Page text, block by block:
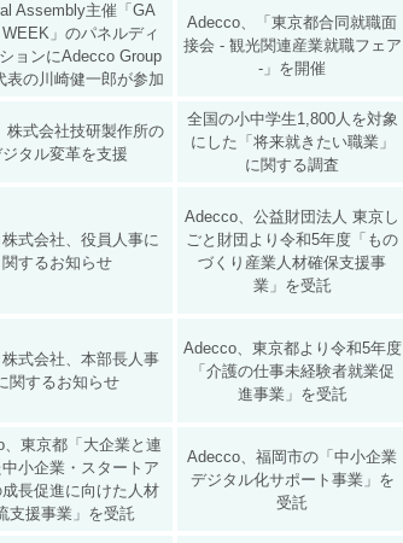
Assembly主催「GA
」のパネルディ
ョンにAdecco Group
表の川崎健一郎が参加
Adecco、「東京都合同就職面
接会 - 観光関連産業就職フェア
-」を開催
株式会社技研製作所の
タル変革を支援
全国の小中学生1,800人を対象
にした「将来就きたい職業」
に関する調査
式会社、役員人事に
関するお知らせ
Adecco、公益財団法人 東京し
ごと財団より令和5年度「もの
づくり産業人材確保支援事
業」を受託
式会社、本部長人事
関するお知らせ
Adecco、東京都より令和5年度
「介護の仕事未経験者就業促
進事業」を受託
、東京都「大企業と連
小企業・スタートア
成長促進に向けた人材
支援事業」を受託
Adecco、福岡市の「中小企業
デジタル化サポート事業」を
受託